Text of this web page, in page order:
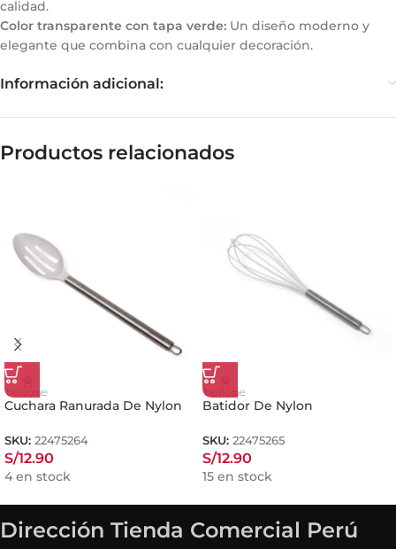
calidad.
Color transparente con tapa verde: Un diseño moderno y
elegante que combina con cualquier decoración.
Información adicional:
Productos relacionados
Cuchara Ranurada De Nylon
SKU: 22475264
S/12.90
4 en stock
Batidor De Nylon
SKU: 22475265
S/12.90
15 en stock
Dirección Tienda Comercial Perú